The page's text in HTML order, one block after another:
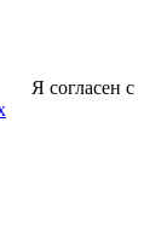
Я согласен с